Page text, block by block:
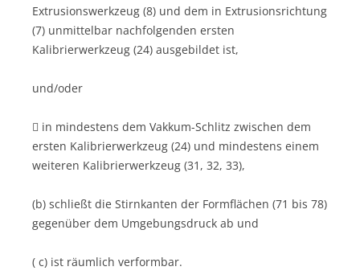
Extrusionswerkzeug (8) und dem in Extrusionsrichtung
(7) unmittelbar nachfolgenden ersten
Kalibrierwerkzeug (24) ausgebildet ist,
und/oder
 in mindestens dem Vakkum-Schlitz zwischen dem
ersten Kalibrierwerkzeug (24) und mindestens einem
weiteren Kalibrierwerkzeug (31, 32, 33),
(b) schließt die Stirnkanten der Formflächen (71 bis 78)
gegenüber dem Umgebungsdruck ab und
( c) ist räumlich verformbar.